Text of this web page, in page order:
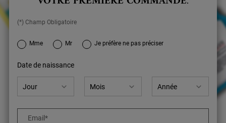
(*) Champ Obligatoire
newslettersignup.title.legend
Mme Mr Je préfère ne pas préciser
Date de naissance
Email*